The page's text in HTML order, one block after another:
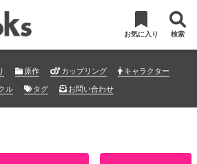
お気に入り 検索
原作 カップリング
キャラクター
ル
タグ お問い合わせ